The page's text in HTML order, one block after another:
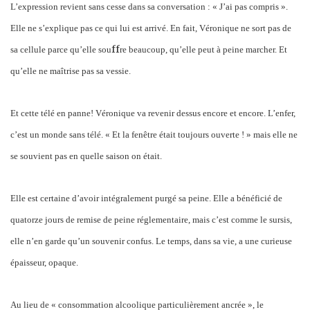
L’expression revient sans cesse dans sa conversation : « J’ai pas compris ».
Elle ne s’explique pas ce qui lui est arrivé. En fait, Véronique ne sort pas de
sa cellule parce qu’elle souffre beaucoup, qu’elle peut à peine marcher. Et
qu’elle ne maîtrise pas sa vessie.
Et cette télé en panne! Véronique va revenir dessus encore et encore. L’enfer,
c’est un monde sans télé. « Et la fenêtre était toujours ouverte ! » mais elle ne
se souvient pas en quelle saison on était.
Elle est certaine d’avoir intégralement purgé sa peine. Elle a bénéficié de
quatorze jours de remise de peine réglementaire, mais c’est comme le sursis,
elle n’en garde qu’un souvenir confus. Le temps, dans sa vie, a une curieuse
épaisseur, opaque.
Au lieu de « consommation alcoolique particulièrement ancrée », le